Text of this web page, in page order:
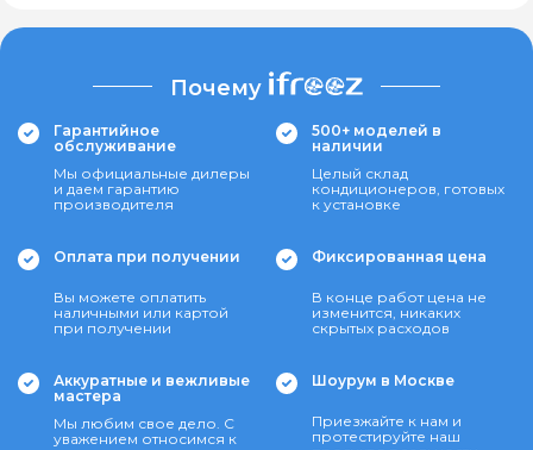
Почему
Гарантийное
обслуживание
Мы официальные дилеры
и даем гарантию
производителя
500+ моделей в
наличии
Целый склад
кондиционеров, готовых
к установке
Оплата при получении
Вы можете оплатить
наличными или картой
при получении
Фиксированная цена
В конце работ цена не
изменится, никаких
скрытых расходов
Аккуратные и вежливые
мастера
Мы любим свое дело. С
уважением относимся к
Шоурум в Москве
Приезжайте к нам и
протестируйте наш